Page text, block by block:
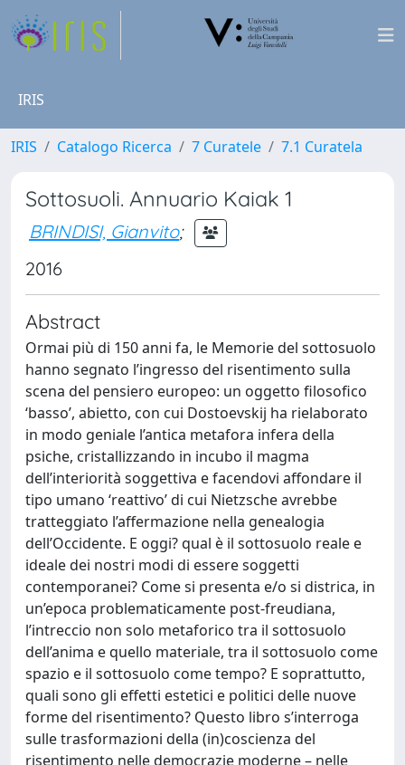
IRIS
IRIS Catalogo Ricerca 7 Curatele 7.1 Curatela
Sottosuoli. Annuario Kaiak 1
BRINDISI, Gianvito;
2016
Abstract
Ormai più di 150 anni fa, le Memorie del sottosuolo
hanno segnato l’ingresso del risentimento sulla
scena del pensiero europeo: un oggetto filosofico
‘basso’, abietto, con cui Dostoevskij ha rielaborato
in modo geniale l’antica metafora infera della
psiche, cristallizzando in incubo il magma
dell’interiorità soggettiva e facendovi affondare il
tipo umano ‘reattivo’ di cui Nietzsche avrebbe
tratteggiato l’affermazione nella genealogia
dell’Occidente. E oggi? qual è il sottosuolo reale e
ideale dei nostri modi di essere soggetti
contemporanei? Come si presenta e/o si districa, in
un’epoca problematicamente post-freudiana,
l’intreccio non solo metaforico tra il sottosuolo
dell’anima e quello materiale, tra il sottosuolo come
spazio e il sottosuolo come tempo? E soprattutto,
quali sono gli effetti estetici e politici delle nuove
forme del risentimento? Questo libro s’interroga
sulle trasformazioni della (in)coscienza del
risentimento nelle democrazie moderne – nelle